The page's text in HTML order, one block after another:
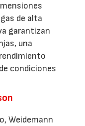
de alta
garantizan
una
condiciones
Weidemann